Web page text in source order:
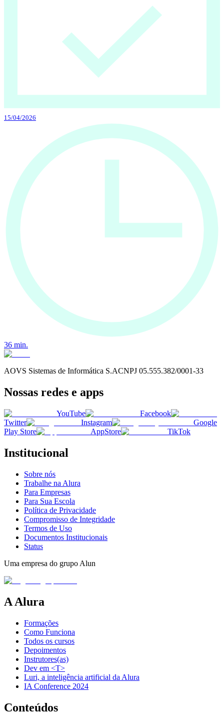
15/04/2026
36 min.
AOVS Sistemas de Informática S.ACNPJ 05.555.382/0001-33
Nossas redes e apps
YouTube
Facebook
Twitter
Instagram
Google
Play Store
AppStore TikTok
Institucional
Sobre nós
Trabalhe na Alura
Para Empresas
Para Sua Escola
Política de Privacidade
Compromisso de Integridade
Termos de Uso
Documentos Institucionais
Status
Uma empresa do grupo Alun
A Alura
Formações
Como Funciona
Todos os cursos
Depoimentos
Instrutores(as)
Dev em <T>
Luri, a inteligência artificial da Alura
IA Conference 2024
Conteúdos